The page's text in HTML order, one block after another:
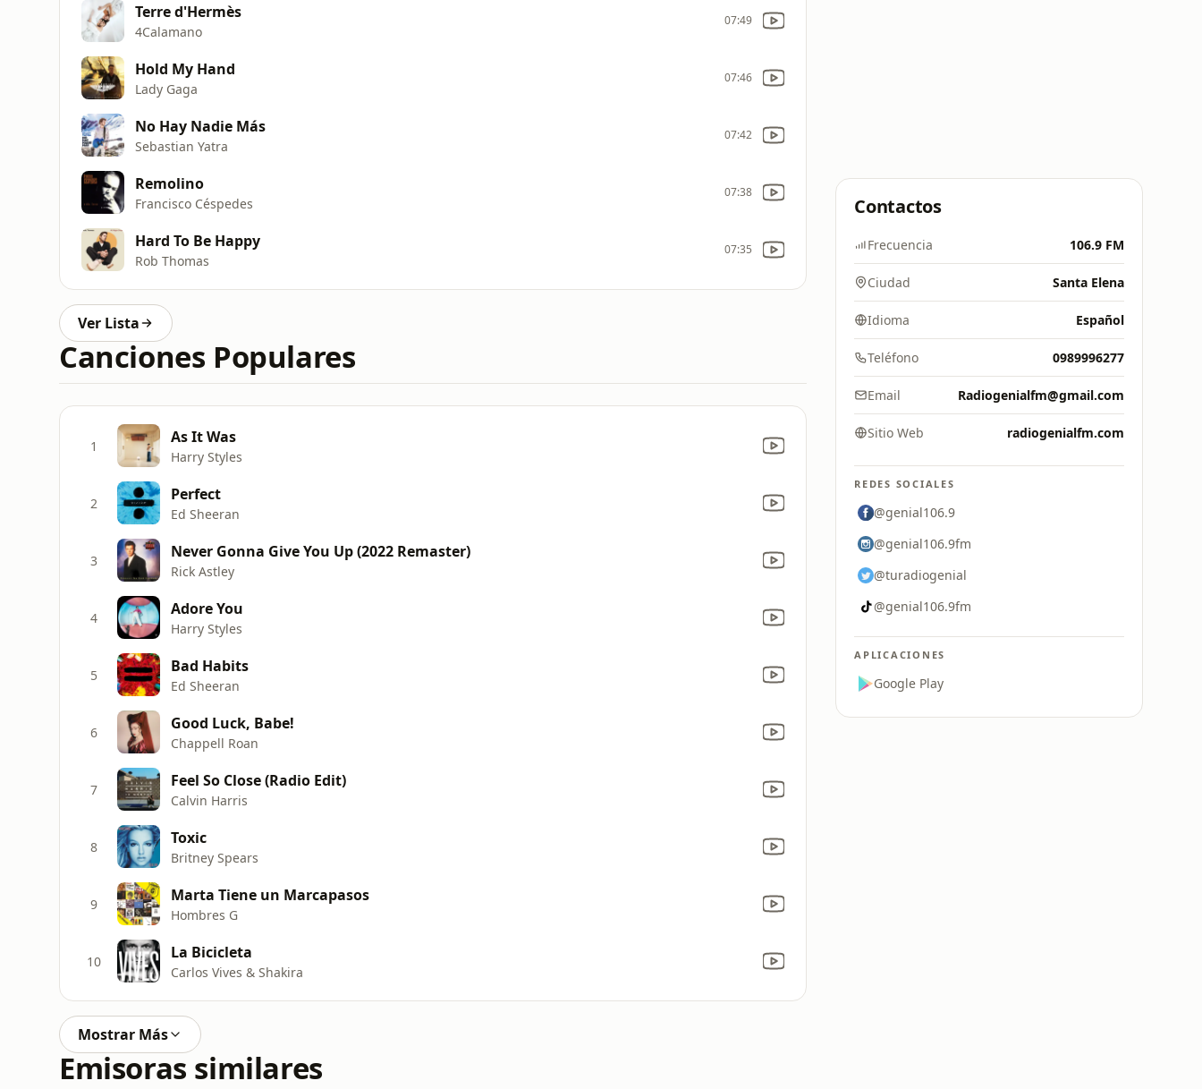
Terre d'Hermès
4Calamano
07:49
Hold My Hand
Lady Gaga
07:46
No Hay Nadie Más
Sebastian Yatra
07:42
Remolino
Francisco Céspedes
07:38
Hard To Be Happy
Rob Thomas
07:35
Ver Lista
Canciones Populares
1 As It Was
Harry Styles
2 Perfect
Ed Sheeran
3 Never Gonna Give You Up (2022 Remaster)
Rick Astley
4 Adore You
Harry Styles
5 Bad Habits
Ed Sheeran
6 Good Luck, Babe!
Chappell Roan
7 Feel So Close (Radio Edit)
Calvin Harris
8 Toxic
Britney Spears
9 Marta Tiene un Marcapasos
Hombres G
10 La Bicicleta
Carlos Vives & Shakira
Mostrar Más
Emisoras similares
Contactos
Frecuencia 106.9 FM
Ciudad Santa Elena
Idioma Español
Teléfono 0989996277
Email Radiogenialfm@gmail.com
Sitio Web radiogenialfm.com
REDES SOCIALES
@genial106.9
@genial106.9fm
@turadiogenial
@genial106.9fm
APLICACIONES
Google Play